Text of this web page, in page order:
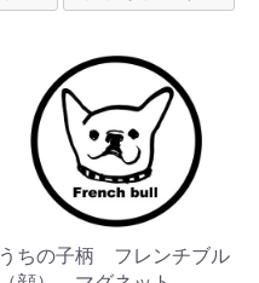
うちの子柄 フレンチブル